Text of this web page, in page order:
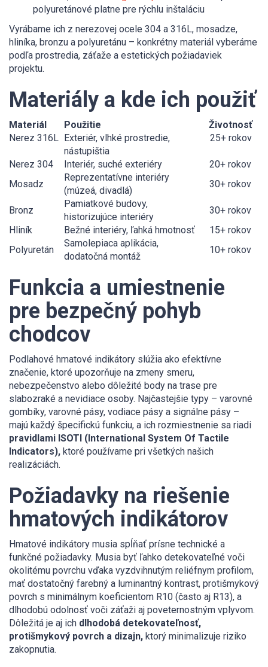
polyuretánové platne pre rýchlu inštaláciu
Vyrábame ich z nerezovej ocele 304 a 316L, mosadze,
hliníka, bronzu a polyuretánu – konkrétny materiál vyberáme
podľa prostredia, záťaže a estetických požiadaviek
projektu.
Materiály a kde ich použiť
Materiál Použitie
Životnosť
Nerez 316L Exteriér, vlhké prostredie,
nástupištia
25+ rokov
Nerez 304 Interiér, suché exteriéry
20+ rokov
Mosadz
Reprezentatívne interiéry
(múzeá, divadlá)
30+ rokov
Bronz
Pamiatkové budovy,
historizujúce interiéry
30+ rokov
Hliník
Bežné interiéry, ľahká hmotnosť
15+ rokov
Polyuretán
Samolepiaca aplikácia,
dodatočná montáž
10+ rokov
Funkcia a umiestnenie
pre bezpečný pohyb
chodcov
Podlahové hmatové indikátory slúžia ako efektívne
značenie, ktoré upozorňuje na zmeny smeru,
nebezpečenstvo alebo dôležité body na trase pre
slabozraké a nevidiace osoby. Najčastejšie typy – varovné
gombíky, varovné pásy, vodiace pásy a signálne pásy –
majú každý špecifickú funkciu, a ich rozmiestnenie sa riadi
pravidlami ISOTI (International System Of Tactile
Indicators), ktoré používame pri všetkých našich
realizáciách.
Požiadavky na riešenie
hmatových indikátorov
Hmatové indikátory musia spĺňať prísne technické a
funkčné požiadavky. Musia byť ľahko detekovateľné voči
okolitému povrchu vďaka vyzdvihnutým reliéfnym profilom,
mať dostatočný farebný a luminantný kontrast, protišmykový
povrch s minimálnym koeficientom R10 (často aj R13), a
dlhodobú odolnosť voči záťaži aj poveternostným vplyvom.
Dôležitá je aj ich dlhodobá detekovateľnosť,
protišmykový povrch a dizajn, ktorý minimalizuje riziko
zakopnutia.